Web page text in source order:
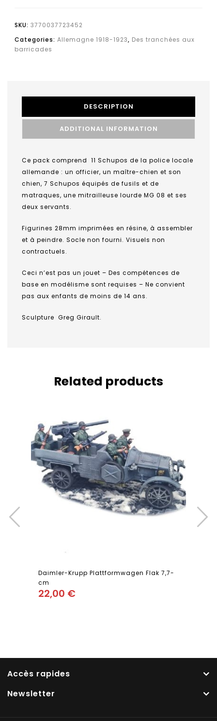
SKU: 3770037723452
Categories: Allemagne 1918-1923, Des tranchées aux
barricades
DESCRIPTION
ADDITIONAL INFORMATION
Ce pack comprend 11 Schupos de la police locale
allemande : un officier, un maître-chien et son
chien, 7 Schupos équipés de fusils et de
matraques, une mitrailleuse lourde MG 08 et ses
deux servants.
Figurines 28mm imprimées en résine, à assembler
et à peindre. Socle non fourni. Visuels non
contractuels.
Ceci n’est pas un jouet – Des compétences de
base en modélisme sont requises – Ne convient
pas aux enfants de moins de 14 ans.
Sculpture Greg Girault.
Related products
Daimler-Krupp Plattformwagen Flak 7,7-
cm
22,00 €
Accès rapides
Newsletter